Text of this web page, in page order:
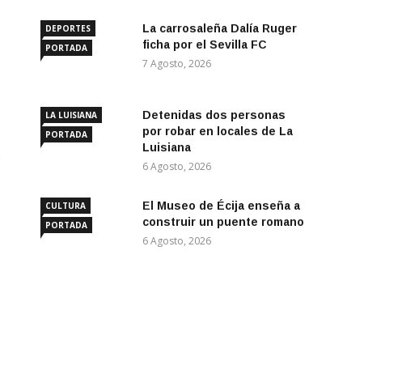
DEPORTES
PORTADA
La carrosaleña Dalía Ruger
ficha por el Sevilla FC
7 Agosto, 2026
LA LUISIANA
PORTADA
Detenidas dos personas
por robar en locales de La
Luisiana
6 Agosto, 2026
CULTURA
PORTADA
El Museo de Écija enseña a
construir un puente romano
6 Agosto, 2026